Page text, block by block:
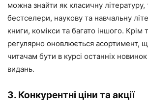
можна знайти як класичну літературу,
бестселери, наукову та навчальну
книги, комікси та багато іншого. Крім
регулярно оновлюється асортимент,
читачам бути в курсі останніх
видань.
3. Конкурентні ціни та акції